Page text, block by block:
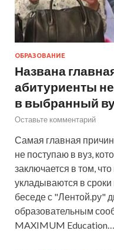
ОБРАЗОВАНИЕ
Названа
абитуриенты
в выбранный
Оставьте комментарий
Самая главная
не поступаю в вуз,
заключается в том,
укладываются в
беседе с "Лентой.ру"
образовательным
MAXIMUM Education…